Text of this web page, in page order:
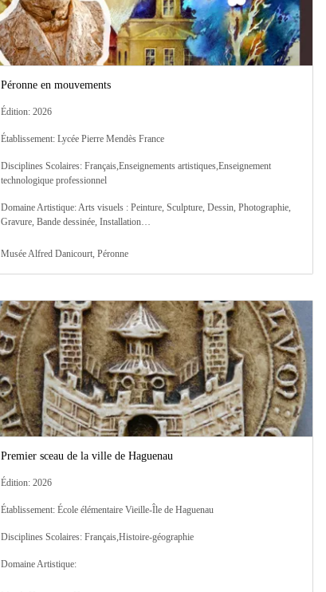
Péronne en mouvements
Édition: 2026
Établissement: Lycée Pierre Mendès France
Disciplines Scolaires: Français,Enseignements artistiques,Enseignement
technologique professionnel
Domaine Artistique: Arts visuels : Peinture, Sculpture, Dessin, Photographie,
Gravure, Bande dessinée, Installation…
Musée Alfred Danicourt, Péronne
Premier sceau de la ville de Haguenau
Édition: 2026
Établissement: École élémentaire Vieille-Île de Haguenau
Disciplines Scolaires: Français,Histoire-géographie
Domaine Artistique: